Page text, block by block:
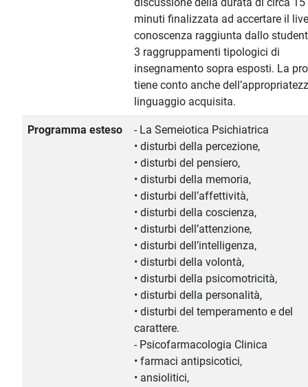
discussione della durata di circa 15
minuti finalizzata ad accertare il
conoscenza raggiunta dallo
3 raggruppamenti tipologici di
insegnamento sopra esposti. La
tiene conto anche
linguaggio acquisita.
Programma esteso
- La Semeiotica Psichiatrica
• disturbi della percezione,
• disturbi del pensiero,
• disturbi della memoria,
• disturbi dell’affettività,
• disturbi della coscienza,
• disturbi dell’attenzione,
• disturbi dell’intelligenza,
• disturbi della volontà,
• disturbi della psicomotricità,
• disturbi della personalità,
• disturbi del temperamento e del
carattere.
- Psicofarmacologia Clinica
• farmaci antipsicotici,
• ansiolitici,